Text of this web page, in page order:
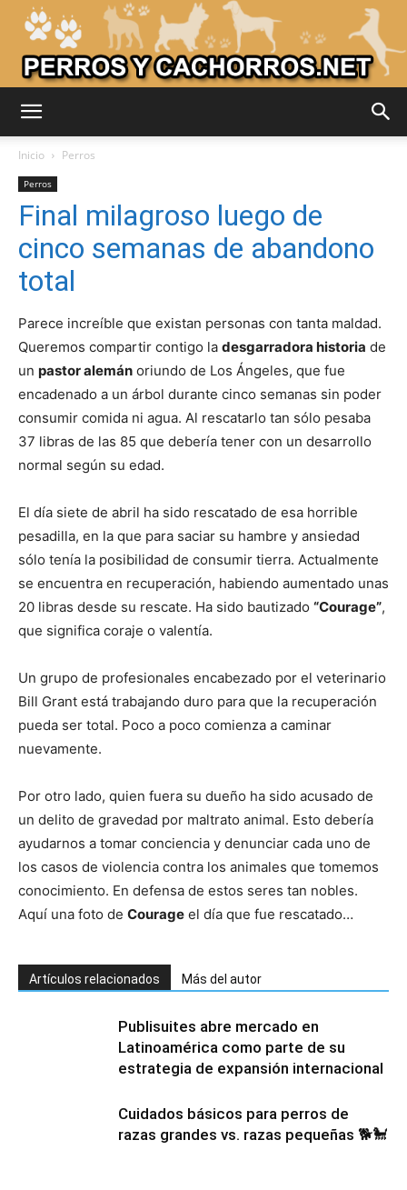
Perros
Razas
Perros
–
Fotos
Cachorros
Inicio Perros
Perros
Final milagroso luego de
cinco semanas de abandono
total
Parece increíble que existan personas con tanta maldad.
Queremos compartir contigo la desgarradora historia de
un pastor alemán oriundo de Los Ángeles, que fue
encadenado a un árbol durante cinco semanas sin poder
consumir comida ni agua. Al rescatarlo tan sólo pesaba
37 libras de las 85 que debería tener con un desarrollo
normal según su edad.
El día siete de abril ha sido rescatado de esa horrible
pesadilla, en la que para saciar su hambre y ansiedad
sólo tenía la posibilidad de consumir tierra. Actualmente
se encuentra en recuperación, habiendo aumentado unas
20 libras desde su rescate. Ha sido bautizado “Courage”,
que significa coraje o valentía.
Un grupo de profesionales encabezado por el veterinario
Bill Grant está trabajando duro para que la recuperación
pueda ser total. Poco a poco comienza a caminar
nuevamente.
Por otro lado, quien fuera su dueño ha sido acusado de
un delito de gravedad por maltrato animal. Esto debería
ayudarnos a tomar conciencia y denunciar cada uno de
los casos de violencia contra los animales que tomemos
conocimiento. En defensa de estos seres tan nobles.
Aquí una foto de Courage el día que fue rescatado…
Artículos relacionados Más del autor
Publisuites abre mercado en
Latinoamérica como parte de su
estrategia de expansión internacional
Cuidados básicos para perros de
razas grandes vs. razas pequeñas 🐕🐩